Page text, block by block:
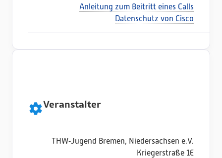
Anleitung zum Beitritt eines Calls
Datenschutz von Cisco
Veranstalter
THW‑Jugend Bremen, Niedersachsen e.V.
Kriegerstraße 1E